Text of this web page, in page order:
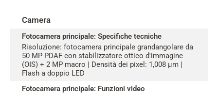
Camera
Fotocamera principale: Specifiche tecniche
Risoluzione: fotocamera principale grandangolare da
50 MP PDAF con stabilizzatore ottico d'immagine
(OIS) + 2 MP macro | Densità dei pixel: 1,008 µm |
Flash a doppio LED
Fotocamera principale: Funzioni video